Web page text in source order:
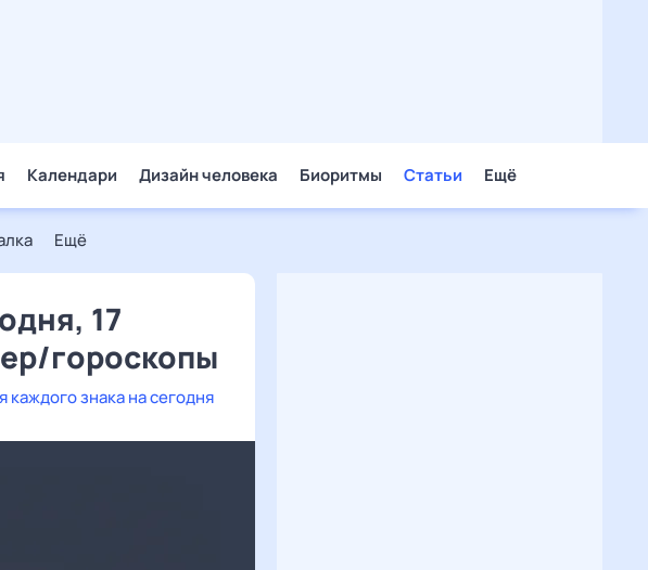
Календари Дизайн человека Биоритмы Статьи Ещё
Ещё
17
гороскопы
знака на сегодня